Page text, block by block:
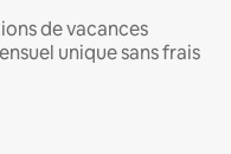
de vacances
unique sans frais